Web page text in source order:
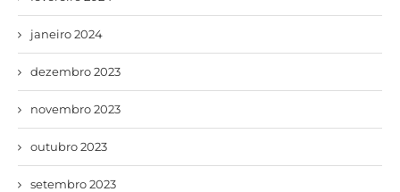
janeiro 2024
dezembro 2023
novembro 2023
outubro 2023
setembro 2023